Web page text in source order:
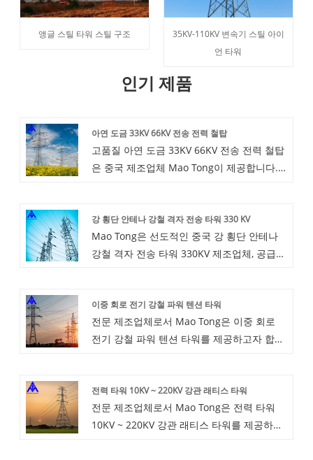
앵글 스틸 타워 스틸 구조
35KV-110KV 변속기 스틸 아이
언 타워
인기 제품
아연 도금 33KV 66KV 전송 전력 철탑
고품질 아연 도금 33KV 66KV 전송 전력 철탑
은 중국 제조업체 Mao Tong이 제공합니다.
생산 링크에서 아연도금 33KV 66KV 송전 전
력 철탑 검사를 완료할 수 있습니다.
강 횡단 안테나 강철 격자 전송 타워 330 KV
Mao Tong은 선도적인 중국 강 횡단 안테나
강철 격자 전송 타워 330KV 제조업체, 공급업
의 과학 기술 인력을 보유하고 있습니다.
이중 회로 전기 강철 파워 텐션 타워
전문 제조업체로서 Mao Tong은 이중 회로
전기 강철 파워 텐션 타워를 제공하고자 합니
전력 타워 10KV ~ 220KV 강관 래티스 타워
전문 제조업체로서 Mao Tong은 전력 타워
10KV ~ 220KV 강관 래티스 타워를 제공하고